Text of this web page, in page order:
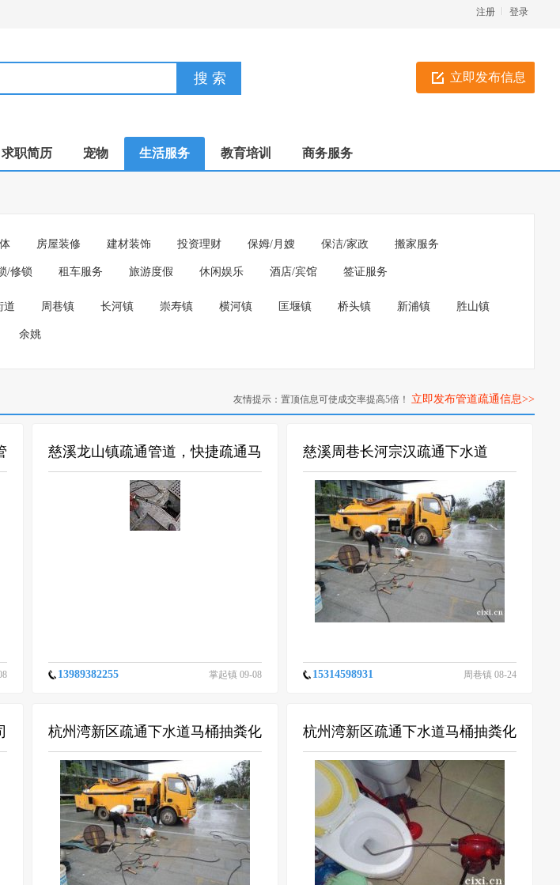
登录
注册
立即发布信息
求职简历 宠物 生活服务 教育培训 商务服务
房屋装修 建材装饰 投资理财 保姆/月嫂 保洁/家政 搬家服务
/修锁 租车服务 旅游度假 休闲娱乐 酒店/宾馆 签证服务
道 周巷镇 长河镇 崇寿镇 横河镇 匡堰镇 桥头镇 新浦镇 胜山镇
余姚
友情提示：置顶信息可使成交率提高5倍！ 立即发布管道疏通信息>>
慈溪龙山镇疏通管道，快捷疏通马
13989382255 掌起镇 09-08
慈溪周巷长河宗汉疏通下水道
15314598931 周巷镇 08-24
杭州湾新区疏通下水道马桶抽粪化
粪池清理最好公司
杭州湾新区疏通下水道马桶抽粪化
粪池清理等代中